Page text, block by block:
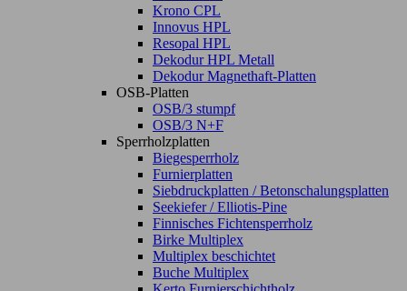
Krono CPL
Innovus HPL
Resopal HPL
Dekodur HPL Metall
Dekodur Magnethaft-Platten
OSB-Platten
OSB/3 stumpf
OSB/3 N+F
Sperrholzplatten
Biegesperrholz
Furnierplatten
Siebdruckplatten / Betonschalungsplatten
Seekiefer / Elliotis-Pine
Finnisches Fichtensperrholz
Birke Multiplex
Multiplex beschichtet
Buche Multiplex